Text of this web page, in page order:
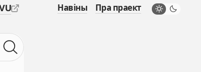
Навіны Пра праект